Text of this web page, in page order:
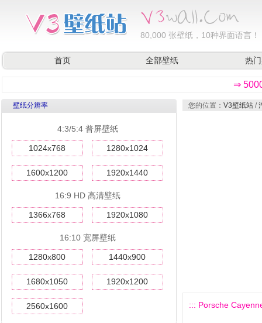
80,000 张壁纸，10种界面语言！
首页 全部壁纸 热
⇒
壁纸分辨率
4:3/5:4 普屏壁纸
1024x768 1280x1024
1600x1200 1920x1440
16:9 HD 高清壁纸
1366x768 1920x1080
16:10 宽屏壁纸
1280x800 1440x900
1680x1050 1920x1200
2560x1600
您的位置： V3壁纸站 /
::: Porsche